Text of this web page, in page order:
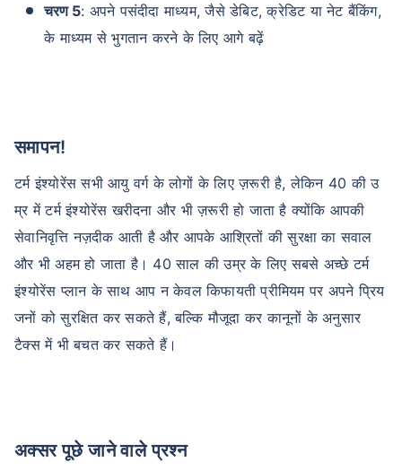
चरण 5: अपने पसंदीदा माध्यम, जैसे डेबिट, क्रेडिट या नेट बैंकिंग,
के माध्यम से भुगतान करने के लिए आगे बढ़ें
समापन!
टर्म इंश्योरेंस सभी आयु वर्ग के लोगों के लिए ज़रूरी है, लेकिन 40 की उ
म्र में टर्म इंश्योरेंस खरीदना और भी ज़रूरी हो जाता है क्योंकि आपकी
सेवानिवृत्ति नज़दीक आती है और आपके आश्रितों की सुरक्षा का सवाल
और भी अहम हो जाता है। 40 साल की उम्र के लिए सबसे अच्छे टर्म
इंश्योरेंस प्लान के साथ आप न केवल किफायती प्रीमियम पर अपने प्रिय
जनों को सुरक्षित कर सकते हैं, बल्कि मौजूदा कर कानूनों के अनुसार
टैक्स में भी बचत कर सकते हैं।
अक्सर पूछे जाने वाले प्रश्न